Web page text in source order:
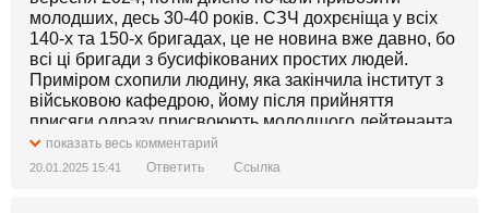
молодших, десь 30-40 років. СЗЧ дохрєніща у всіх
140-х та 150-х бригадах, це не новина вже давно, бо
всі ці бригади з бусифікованих простих людей.
Приміром схопили людину, яка закінчила інститут з
військовою кафедрою, йому після прийняття
присяги одразу присвоюють молодшого лейтенанта
або лейтенанта і кажуть, ось тобі взвод, а іноді рота,
командуй. І стоїть той бідний хлопчина, який і
показать весь комментарий
20.01.2025 15:41 Ответить Ссылка